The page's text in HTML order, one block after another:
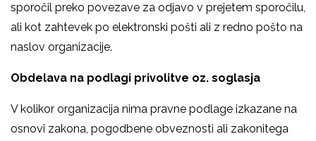
sporočil preko povezave za odjavo v prejetem sporočilu,
ali kot zahtevek po elektronski pošti ali z redno pošto na
naslov organizacije.
Obdelava na podlagi privolitve oz. soglasja
V kolikor organizacija nima pravne podlage izkazane na
osnovi zakona, pogodbene obveznosti ali zakonitega